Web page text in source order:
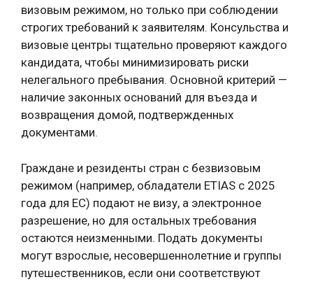
визовым режимом, но только при соблюдении
строгих требований к заявителям. Консульства и
визовые центры тщательно проверяют каждого
кандидата, чтобы минимизировать риски
нелегального пребывания. Основной критерий —
наличие законных оснований для въезда и
возвращения домой, подтвержденных
документами.
Граждане и резиденты стран с безвизовым
режимом (например, обладатели ETIAS с 2025
года для ЕС) подают не визу, а электронное
разрешение, но для остальных требования
остаются неизменными. Подать документы
могут взрослые, несовершеннолетние и группы
путешественников, если они соответствуют